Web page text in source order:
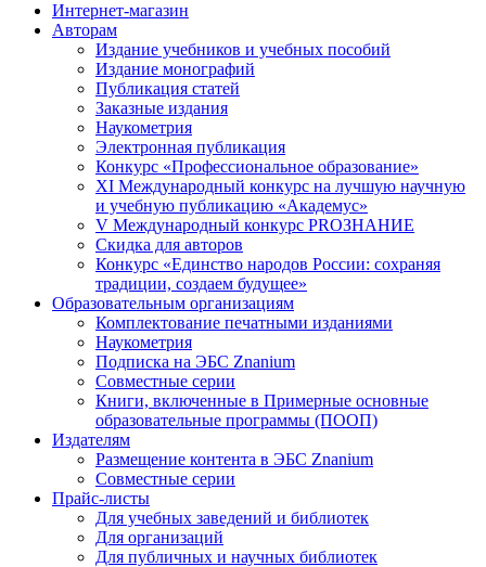
Интернет-магазин
Авторам
Издание учебников и учебных пособий
Издание монографий
Публикация статей
Заказные издания
Наукометрия
Электронная публикация
Конкурс «Профессиональное образование»
XI Международный конкурс на лучшую научную
и учебную публикацию «Академус»
V Международный конкурс PROЗНАНИЕ
Скидка для авторов
Конкурс «Единство народов России: сохраняя
традиции, создаем будущее»
Образовательным организациям
Комплектование печатными изданиями
Наукометрия
Подписка на ЭБС Znanium
Совместные серии
Книги, включенные в Примерные основные
образовательные программы (ПООП)
Издателям
Размещение контента в ЭБС Znanium
Совместные серии
Прайс-листы
Для учебных заведений и библиотек
Для организаций
Для публичных и научных библиотек